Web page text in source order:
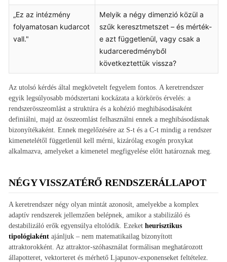
„Ez az intézmény
folyamatosan kudarcot
vall."
Melyik a négy dimenzió közül a
szűk keresztmetszet – és mérték-
e azt függetlenül, vagy csak a
kudarceredményből
következtettük vissza?
Az utolsó kérdés által megkövetelt fegyelem fontos. A keretrendszer
egyik legsúlyosabb módszertani kockázata a körkörös érvelés: a
rendszerösszeomlást a struktúra és a kohézió meghibásodásaként
definiálni, majd az összeomlást felhasználni ennek a meghibásodásnak
bizonyítékaként. Ennek megelőzésére az S-t és a C-t mindig a rendszer
kimenetelétől függetlenül kell mérni, kizárólag exogén proxykat
alkalmazva, amelyeket a kimenetel megfigyelése előtt határoznak meg.
NÉGY VISSZATÉRŐ RENDSZERÁLLAPOT
A keretrendszer négy olyan mintát azonosít, amelyekbe a komplex
adaptív rendszerek jellemzően belépnek, amikor a stabilizáló és
destabilizáló erők egyensúlya eltolódik. Ezeket heurisztikus
tipológiakéntajánljuk – nem matematikailag bizonyított
attraktorokként. Az attraktor-szóhasználat formálisan meghatározott
állapotteret, vektorteret és mérhető Ljapunov-exponenseket feltételez.